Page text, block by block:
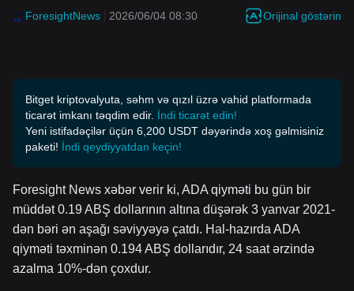
ForesightNews 2026/06/04 08:30 Orijinal göstərin
Bitget kriptovalyuta, səhm və qızıl üzrə vahid platformada
ticarət imkanı təqdim edir. İndi ticarət edin!
Yeni istifadəçilər üçün 6,200 USDT dəyərində xoş gəlmisiniz
paketi! İndi qeydiyyatdan keçin!
Foresight News xəbər verir ki, ADA qiyməti bu gün bir
müddət 0.19 ABŞ dollarının altına düşərək 3 yanvar 2021-
dən bəri ən aşağı səviyyəyə çatdı. Hal-hazırda ADA
qiyməti təxminən 0.194 ABŞ dollarıdır, 24 saat ərzində
azalma 10%-dən çoxdur.